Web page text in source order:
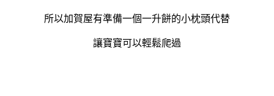
所以加賀屋有準備一個一升餅的小枕頭代替
讓寶寶可以輕鬆爬過